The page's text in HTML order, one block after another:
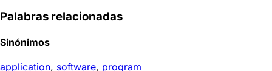
Palabras relacionadas
Sinónimos
application, software, program